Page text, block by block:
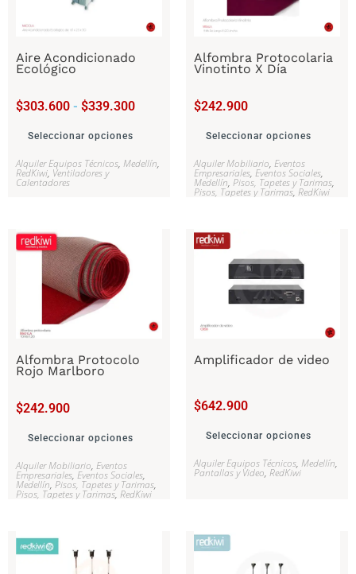
Aire Acondicionado
Ecológico
$303.600 - $339.300
Seleccionar opciones
Alquiler Equipos Técnicos, Medellín,
RedKiwi, Ventiladores y
Calentadores
Alfombra Protocolaria
Vinotinto X Día
$242.900
Seleccionar opciones
Alquiler Mobiliario, Eventos
Empresariales, Eventos Sociales,
Medellín, Pisos, Tapetes y Tarimas,
Pisos, Tapetes y Tarimas, RedKiwi
Alfombra Protocolo
Rojo Marlboro
$242.900
Seleccionar opciones
Alquiler Mobiliario, Eventos
Empresariales, Eventos Sociales,
Medellín, Pisos, Tapetes y Tarimas,
Pisos, Tapetes y Tarimas, RedKiwi
Amplificador de video
$642.900
Seleccionar opciones
Alquiler Equipos Técnicos, Medellín,
Pantallas y Video, RedKiwi